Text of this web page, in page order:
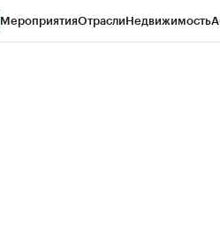
МероприятияОтраслиНедвижимость